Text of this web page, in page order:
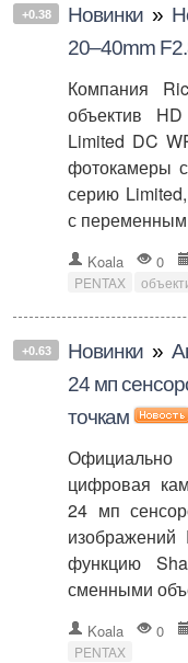
+0.38 Новинки »
20–40mm
Компания
объектив
Limited DC
фотокамеры
серию
с
Koala 0
PENTAX
+0.63 Новинки »
24 мп
точкам
Официально
цифровая
24 мп
функцию
сменными
Koala 0
PENTAX